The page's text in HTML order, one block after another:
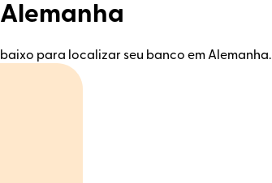
Alemanha
para localizar seu banco em Alemanha.